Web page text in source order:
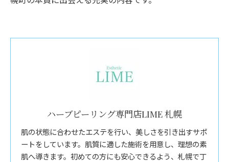
ハーブピーリング専門店LIME 札幌
肌の状態に合わせたエステを行い、美しさを引き出すサポ
ートをしています。肌質に適した施術を用意し、理想の素
肌へ導きます。初めての方にも安心できるよう、札幌で丁